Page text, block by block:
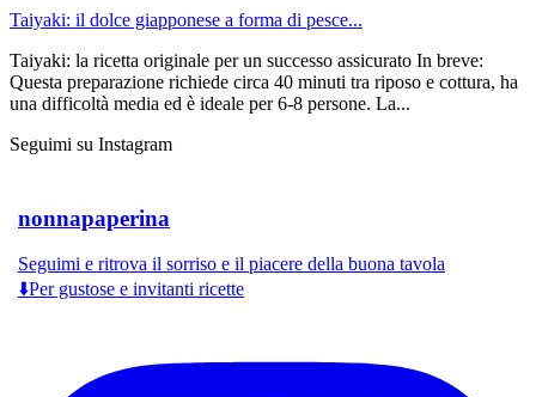
Taiyaki: il dolce giapponese a forma di pesce...
Taiyaki: la ricetta originale per un successo assicurato In breve:
Questa preparazione richiede circa 40 minuti tra riposo e cottura, ha
una difficoltà media ed è ideale per 6-8 persone. La...
Seguimi su Instagram
nonnapaperina
Seguimi e ritrova il sorriso e il piacere della buona tavola
⬇️Per gustose e invitanti ricette